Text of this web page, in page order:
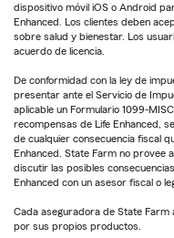
dispositivo móvil iOS o Android
Enhanced. Los clientes deben
sobre salud y bienestar. Los
acuerdo de licencia.
De conformidad con la ley de
presentar ante el Servicio de
aplicable un Formulario 1099-
recompensas de Life Enhanced,
de cualquier consecuencia fiscal
Enhanced. State Farm no provee
discutir las posibles
Enhanced con un asesor fiscal o
Cada aseguradora de State Farm
por sus propios productos.